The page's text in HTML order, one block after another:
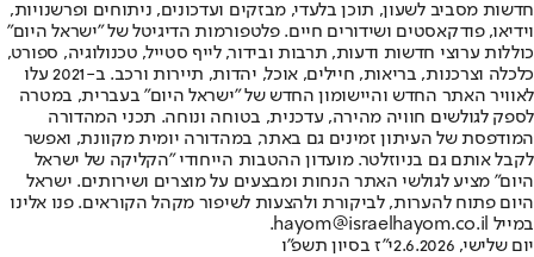
חדשות מסביב לשעון, תוכן בלעדי, מבזקים ועדכונים, ניתוחים ופרשנויות,
וידיאו, פודקאסטים ושידורים חיים. פלטפורמות הדיגיטל של "ישראל היום"
כוללות ערוצי חדשות ודעות, תרבות ובידור, לייף סטייל, טכנולוגיה, ספורט,
כלכלה וצרכנות, בריאות, חיילים, אוכל, יהדות, תיירות ורכב. ב-2021 עלו
לאוויר האתר החדש והיישומון החדש של "ישראל היום" בעברית, במטרה
לספק לגולשים חוויה מהירה, עדכנית, בטוחה ונוחה. תכני המהדורה
המודפסת של העיתון זמינים גם באתר, במהדורה יומית מקוונת, ואפשר
לקבל אותם גם בניוזלטר. מועדון ההטבות הייחודי "הקליקה של ישראל
היום" מציע לגולשי האתר הנחות ומבצעים על מוצרים ושירותים. ישראל
היום פתוח להערות, לביקורת ולהצעות לשיפור מקהל הקוראים. פנו אלינו
במייל hayom@israelhayom.co.il.
יום שלישי, 2.6.2026
י"ז בסיון תשפ"ו